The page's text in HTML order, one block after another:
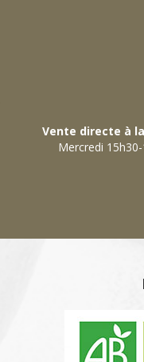
Vente directe à
Mercredi